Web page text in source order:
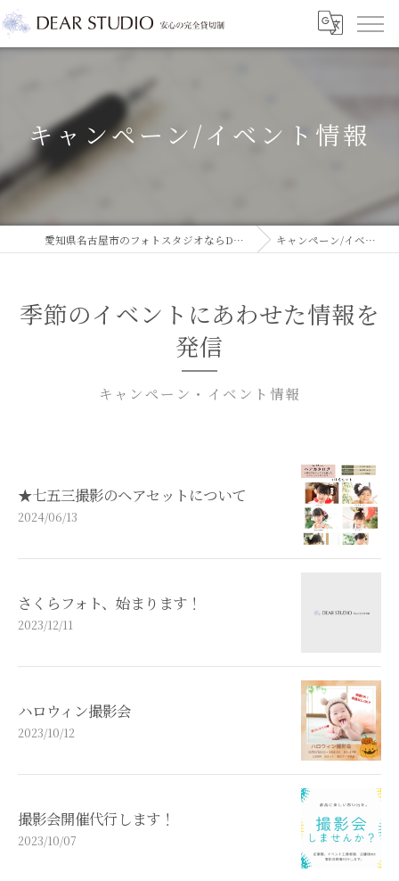
キャンペーン/イベント情報
愛知県名古屋市のフォトスタジオならDEAR STUDIO キャンペーン/イベント情報
季節のイベントにあわせた情報を
発信
キャンペーン・イベント情報
★七五三撮影のヘアセットについて
2024/06/13
さくらフォト、始まります！
2023/12/11
ハロウィン撮影会
2023/10/12
撮影会開催代行します！
2023/10/07